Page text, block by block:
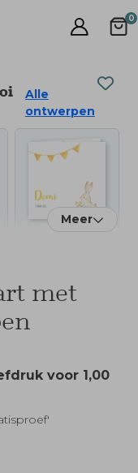
0
Alle
ontwerpen
Meer
met
voor 1,00